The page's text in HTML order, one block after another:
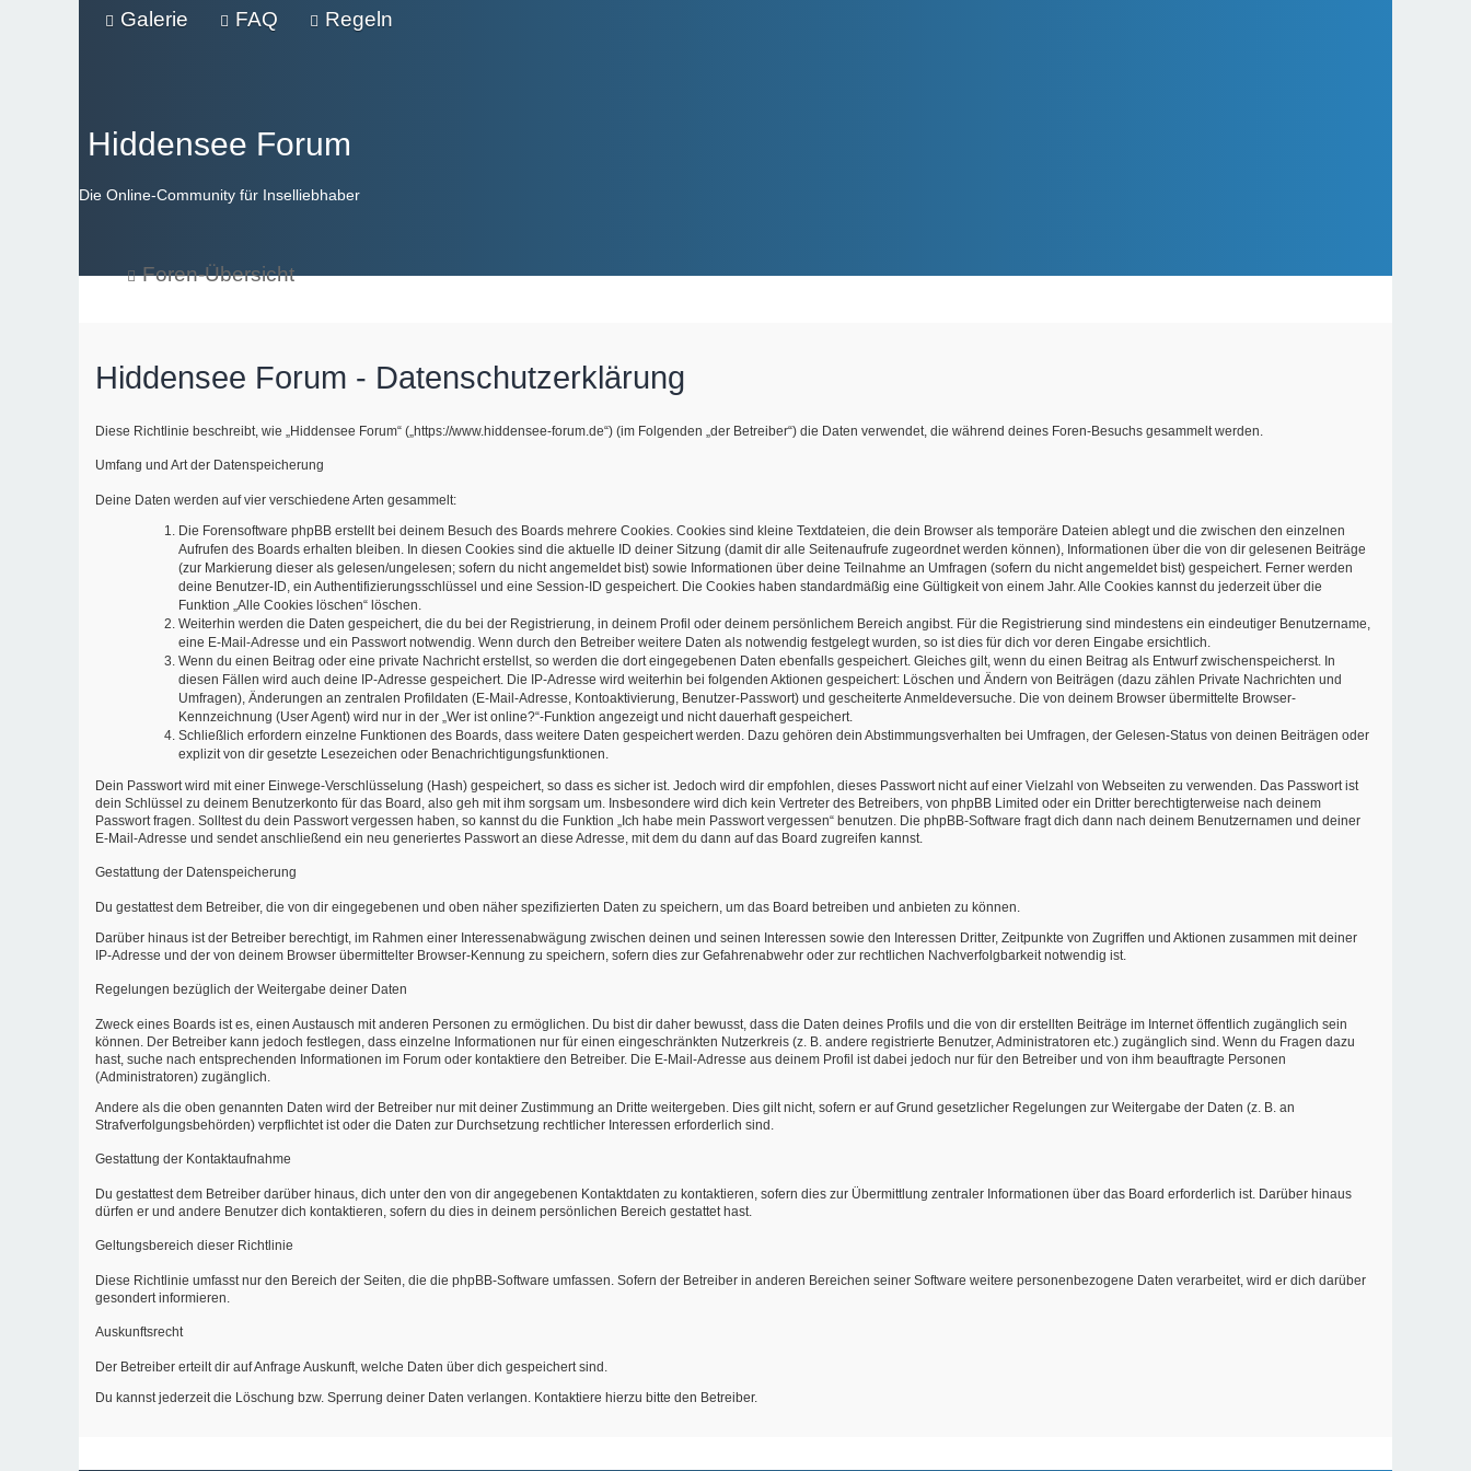
Galerie FAQ Regeln
Hiddensee Forum
Die Online-Community für Inselliebhaber
Foren-Übersicht
Hiddensee Forum - Datenschutzerklärung
Diese Richtlinie beschreibt, wie „Hiddensee Forum“ („https://www.hiddensee-forum.de“) (im Folgenden „der Betreiber“) die Daten verwendet, die während deines Foren-Besuchs gesammelt werden.
Umfang und Art der Datenspeicherung
Deine Daten werden auf vier verschiedene Arten gesammelt:
Die Forensoftware phpBB erstellt bei deinem Besuch des Boards mehrere Cookies. Cookies sind kleine Textdateien, die dein Browser als temporäre Dateien ablegt und die zwischen den einzelnen
Aufrufen des Boards erhalten bleiben. In diesen Cookies sind die aktuelle ID deiner Sitzung (damit dir alle Seitenaufrufe zugeordnet werden können), Informationen über die von dir gelesenen Beiträge
(zur Markierung dieser als gelesen/ungelesen; sofern du nicht angemeldet bist) sowie Informationen über deine Teilnahme an Umfragen (sofern du nicht angemeldet bist) gespeichert. Ferner werden
deine Benutzer-ID, ein Authentifizierungsschlüssel und eine Session-ID gespeichert. Die Cookies haben standardmäßig eine Gültigkeit von einem Jahr. Alle Cookies kannst du jederzeit über die
Funktion „Alle Cookies löschen“ löschen.
Weiterhin werden die Daten gespeichert, die du bei der Registrierung, in deinem Profil oder deinem persönlichem Bereich angibst. Für die Registrierung sind mindestens ein eindeutiger Benutzername,
eine E-Mail-Adresse und ein Passwort notwendig. Wenn durch den Betreiber weitere Daten als notwendig festgelegt wurden, so ist dies für dich vor deren Eingabe ersichtlich.
Wenn du einen Beitrag oder eine private Nachricht erstellst, so werden die dort eingegebenen Daten ebenfalls gespeichert. Gleiches gilt, wenn du einen Beitrag als Entwurf zwischenspeicherst. In
diesen Fällen wird auch deine IP-Adresse gespeichert. Die IP-Adresse wird weiterhin bei folgenden Aktionen gespeichert: Löschen und Ändern von Beiträgen (dazu zählen Private Nachrichten und
Umfragen), Änderungen an zentralen Profildaten (E-Mail-Adresse, Kontoaktivierung, Benutzer-Passwort) und gescheiterte Anmeldeversuche. Die von deinem Browser übermittelte Browser-
Kennzeichnung (User Agent) wird nur in der „Wer ist online?“-Funktion angezeigt und nicht dauerhaft gespeichert.
Schließlich erfordern einzelne Funktionen des Boards, dass weitere Daten gespeichert werden. Dazu gehören dein Abstimmungsverhalten bei Umfragen, der Gelesen-Status von deinen Beiträgen oder
explizit von dir gesetzte Lesezeichen oder Benachrichtigungsfunktionen.
Dein Passwort wird mit einer Einwege-Verschlüsselung (Hash) gespeichert, so dass es sicher ist. Jedoch wird dir empfohlen, dieses Passwort nicht auf einer Vielzahl von Webseiten zu verwenden. Das Passwort ist
dein Schlüssel zu deinem Benutzerkonto für das Board, also geh mit ihm sorgsam um. Insbesondere wird dich kein Vertreter des Betreibers, von phpBB Limited oder ein Dritter berechtigterweise nach deinem
Passwort fragen. Solltest du dein Passwort vergessen haben, so kannst du die Funktion „Ich habe mein Passwort vergessen“ benutzen. Die phpBB-Software fragt dich dann nach deinem Benutzernamen und deiner
E-Mail-Adresse und sendet anschließend ein neu generiertes Passwort an diese Adresse, mit dem du dann auf das Board zugreifen kannst.
Gestattung der Datenspeicherung
Du gestattest dem Betreiber, die von dir eingegebenen und oben näher spezifizierten Daten zu speichern, um das Board betreiben und anbieten zu können.
Darüber hinaus ist der Betreiber berechtigt, im Rahmen einer Interessenabwägung zwischen deinen und seinen Interessen sowie den Interessen Dritter, Zeitpunkte von Zugriffen und Aktionen zusammen mit deiner
IP-Adresse und der von deinem Browser übermittelter Browser-Kennung zu speichern, sofern dies zur Gefahrenabwehr oder zur rechtlichen Nachverfolgbarkeit notwendig ist.
Regelungen bezüglich der Weitergabe deiner Daten
Zweck eines Boards ist es, einen Austausch mit anderen Personen zu ermöglichen. Du bist dir daher bewusst, dass die Daten deines Profils und die von dir erstellten Beiträge im Internet öffentlich zugänglich sein
können. Der Betreiber kann jedoch festlegen, dass einzelne Informationen nur für einen eingeschränkten Nutzerkreis (z. B. andere registrierte Benutzer, Administratoren etc.) zugänglich sind. Wenn du Fragen dazu
hast, suche nach entsprechenden Informationen im Forum oder kontaktiere den Betreiber. Die E-Mail-Adresse aus deinem Profil ist dabei jedoch nur für den Betreiber und von ihm beauftragte Personen
(Administratoren) zugänglich.
Andere als die oben genannten Daten wird der Betreiber nur mit deiner Zustimmung an Dritte weitergeben. Dies gilt nicht, sofern er auf Grund gesetzlicher Regelungen zur Weitergabe der Daten (z. B. an
Strafverfolgungsbehörden) verpflichtet ist oder die Daten zur Durchsetzung rechtlicher Interessen erforderlich sind.
Gestattung der Kontaktaufnahme
Du gestattest dem Betreiber darüber hinaus, dich unter den von dir angegebenen Kontaktdaten zu kontaktieren, sofern dies zur Übermittlung zentraler Informationen über das Board erforderlich ist. Darüber hinaus
dürfen er und andere Benutzer dich kontaktieren, sofern du dies in deinem persönlichen Bereich gestattet hast.
Geltungsbereich dieser Richtlinie
Diese Richtlinie umfasst nur den Bereich der Seiten, die die phpBB-Software umfassen. Sofern der Betreiber in anderen Bereichen seiner Software weitere personenbezogene Daten verarbeitet, wird er dich darüber
gesondert informieren.
Auskunftsrecht
Der Betreiber erteilt dir auf Anfrage Auskunft, welche Daten über dich gespeichert sind.
Du kannst jederzeit die Löschung bzw. Sperrung deiner Daten verlangen. Kontaktiere hierzu bitte den Betreiber.